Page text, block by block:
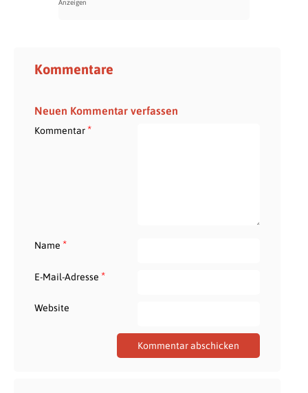
Kommentare
Neuen Kommentar verfassen
Kommentar*
Name *
E-Mail-Adresse *
Website